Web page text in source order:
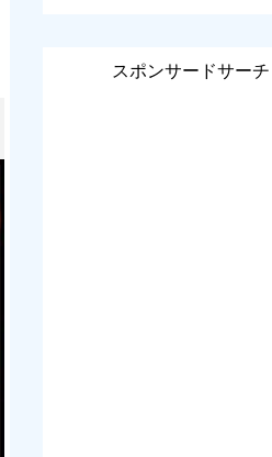
スポンサードサーチ